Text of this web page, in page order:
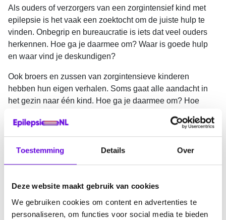
Toestemming Details Over
Deze website maakt gebruik van cookies
We gebruiken cookies om content en advertenties te
personaliseren, om functies voor social media te bieden
Als ouders of verzorgers van een zorgintensief kind met
epilepsie is het vaak een zoektocht om de juiste hulp te
vinden. Onbegrip en bureaucratie is iets dat veel ouders
herkennen. Hoe ga je daarmee om? Waar is goede hulp
en waar vind je deskundigen?
Ook broers en zussen van zorgintensieve kinderen
hebben hun eigen verhalen. Soms gaat alle aandacht in
het gezin naar één kind. Hoe ga je daarmee om? Hoe
Ervaringsdeskundigen doen hun verhaal en experts
schuiven aan met adviezen en voorstellen.
Lees meer over het zorgintensieve kind met epilepsie.
Webinar terugkijken